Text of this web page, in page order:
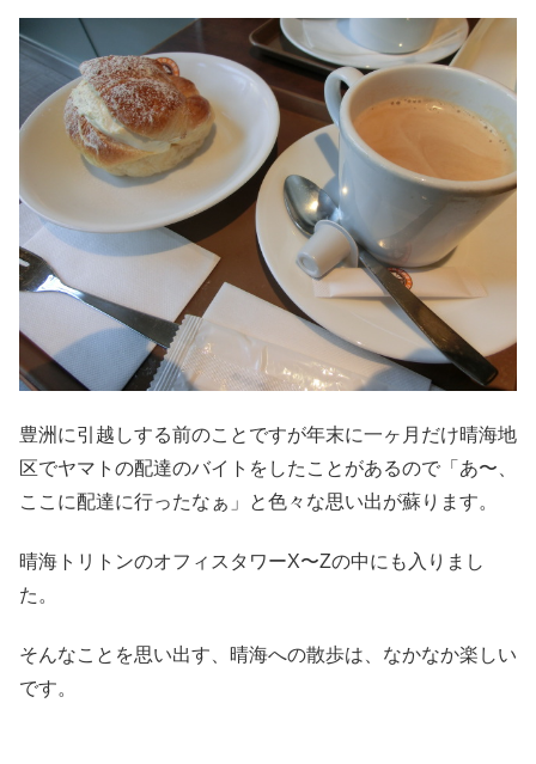
豊洲に引越しする前のことですが年末に一ヶ月だけ晴海地
区でヤマトの配達のバイトをしたことがあるので「あ〜、
ここに配達に行ったなぁ」と色々な思い出が蘇ります。
晴海トリトンのオフィスタワーX〜Zの中にも入りまし
た。
そんなことを思い出す、晴海への散歩は、なかなか楽しい
です。